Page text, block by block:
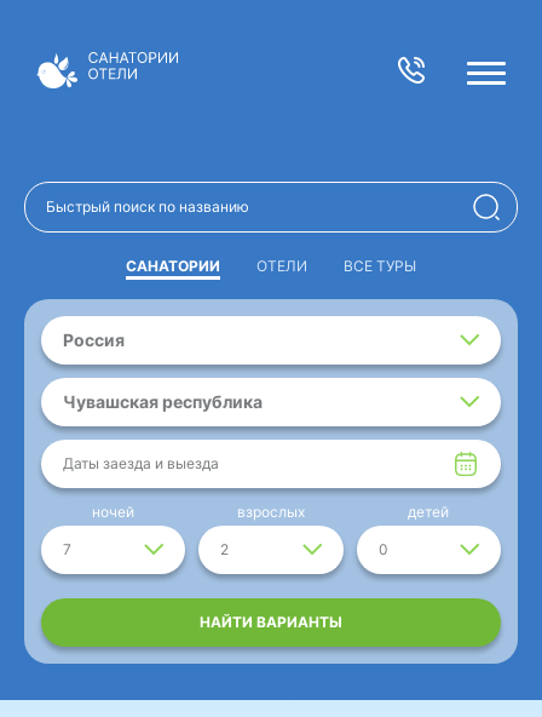
САНАТОРИИ ОТЕЛИ ВСЕ ТУРЫ
Россия
Чувашская республика
Даты заезда и выезда
7
ночей
2
взрослых
0
детей
НАЙТИ ВАРИАНТЫ